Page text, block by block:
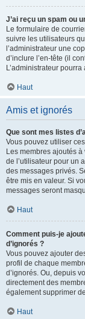
J’ai reçu un spam ou
Le formulaire de
suivre les utilisateurs
l’administrateur une
d’inclure l’en-tête (il
L’administrateur
Haut
Amis et ignorés
Que sont mes listes
Vous pouvez utiliser
Les membres ajoutés
de l’utilisateur pour un
des messages privés.
être mis en valeur. Si
messages seront
Haut
Comment puis-je
d’ignorés ?
Vous pouvez ajouter
profil de chaque
d’ignorés. Ou, depuis
directement des
également supprimer
Haut